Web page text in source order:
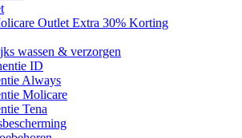
Outlet Extra 30% Korting
wassen & verzorgen
ID
Always
Molicare
Tena